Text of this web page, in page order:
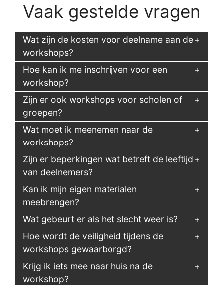
Vaak gestelde vragen
Wat zijn de kosten voor deelname aan de
workshops?
Hoe kan ik me inschrijven voor een
workshop?
Zijn er ook workshops voor scholen of
groepen?
Wat moet ik meenemen naar de
workshops?
Zijn er beperkingen wat betreft de leeftijd
van deelnemers?
Kan ik mijn eigen materialen
meebrengen?
Wat gebeurt er als het slecht weer is?
Hoe wordt de veiligheid tijdens de
workshops gewaarborgd?
Krijg ik iets mee naar huis na de
workshop?